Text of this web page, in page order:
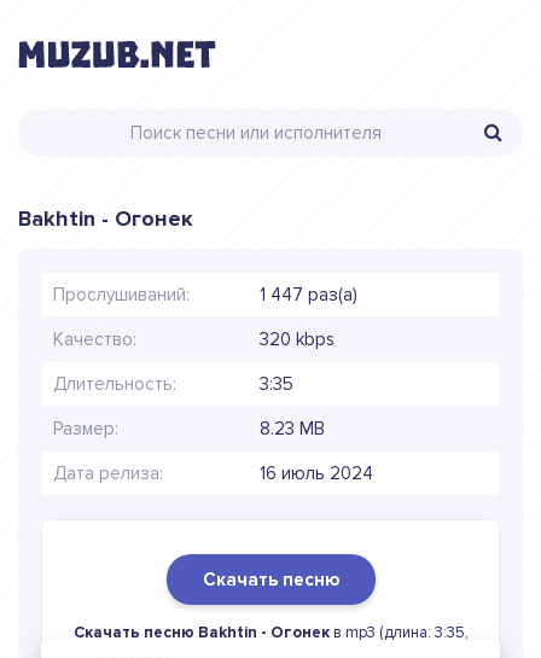
Bakhtin - Огонек
Прослушиваний: 1 447 раз(а)
Качество: 320 kbps
Длительность: 3:35
Размер: 8.23 MB
Дата релиза: 16 июль 2024
Скачать песню
Скачать песню Bakhtin - Огонекв mp3 (длина: 3:35,